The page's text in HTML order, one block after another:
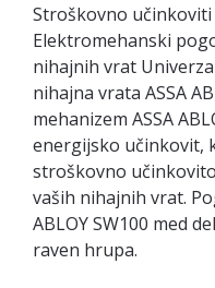
Stroškovno
Elektromehanski
nihajnih vrat
nihajna vrata ASSA
mehanizem ASSA
energijsko učinkovit,
stroškovno
vaših nihajnih vrat.
ABLOY SW100 med
raven hrupa.